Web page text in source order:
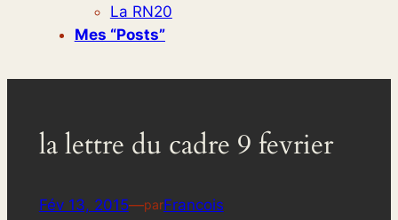
La RN20
Mes “posts”
la lettre du cadre 9 fevrier
Fév 13, 2015—parFrancois